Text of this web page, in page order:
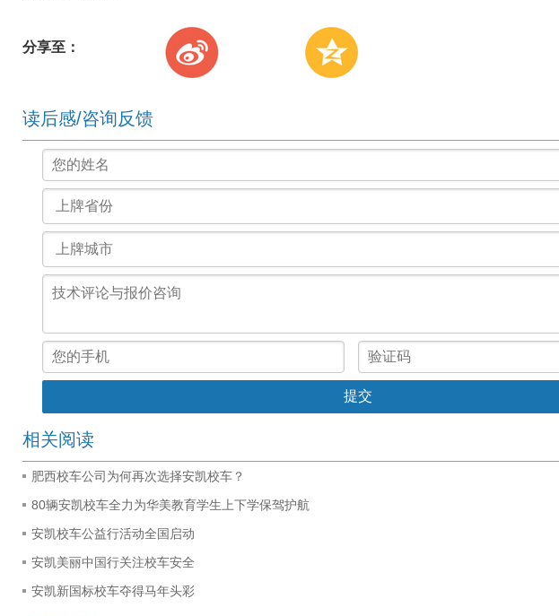
分享至：
读后感/咨询反馈
相关阅读
肥西校车公司为何再次选择安凯校车？
80辆安凯校车全力为华美教育学生上下学保驾护航
安凯校车公益行活动全国启动
安凯美丽中国行关注校车安全
安凯新国标校车夺得马年头彩